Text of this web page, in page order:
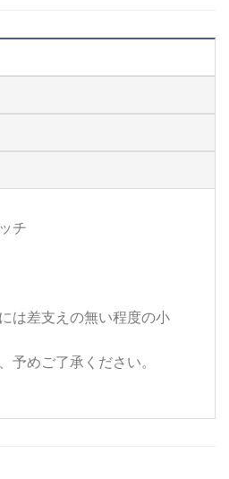
チ
は差支えの無い程度の小
予めご了承ください。